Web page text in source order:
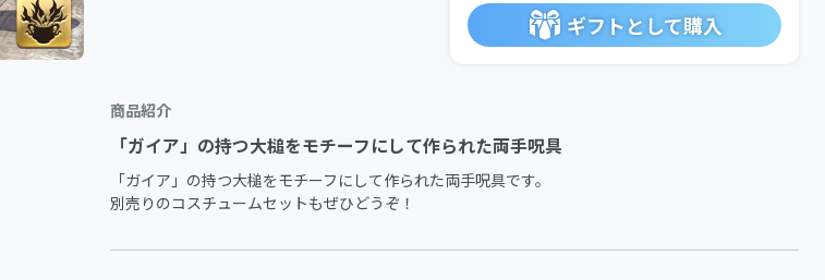
ギフトとして購入
商品紹介
「ガイア」の持つ大槌をモチーフにして作られた両手呪具
「ガイア」の持つ大槌をモチーフにして作られた両手呪具です。
別売りのコスチュームセットもぜひどうぞ！